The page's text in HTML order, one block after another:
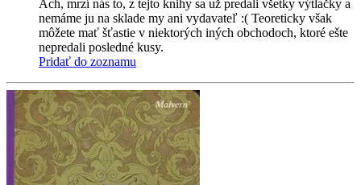
Ach, mrzí nás to, z tejto knihy sa už predali všetky výtlačky a
nemáme ju na sklade my ani vydavateľ :( Teoreticky však
môžete mať šťastie v niektorých iných obchodoch, ktoré ešte
nepredali posledné kusy.
Pridať do zoznamu